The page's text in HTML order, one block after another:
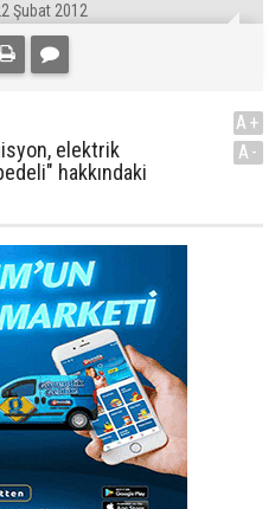
Şubat 2012
elektrik
hakkındaki
A+
A-